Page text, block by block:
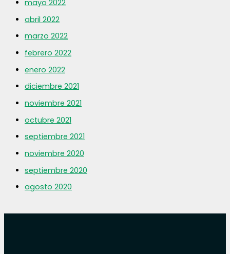
mayo 2022
abril 2022
marzo 2022
febrero 2022
enero 2022
diciembre 2021
noviembre 2021
octubre 2021
septiembre 2021
noviembre 2020
septiembre 2020
agosto 2020